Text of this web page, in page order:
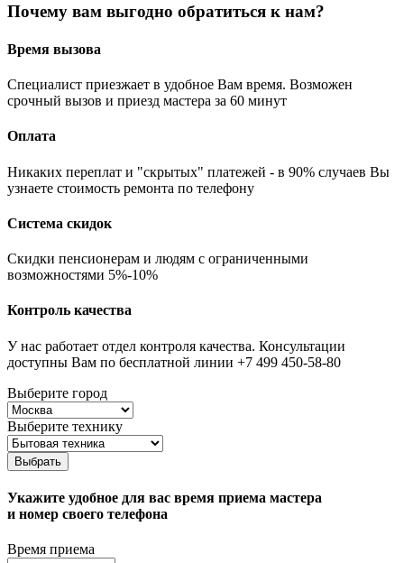
Почему вам выгодно обратиться к нам?
Время вызова
Специалист приезжает в удобное Вам время. Возможен
срочный вызов и приезд мастера за 60 минут
Оплата
Никаких переплат и "скрытых" платежей - в 90% случаев Вы
узнаете стоимость ремонта по телефону
Система скидок
Скидки пенсионерам и людям с ограниченными
возможностями 5%-10%
Контроль качества
У нас работает отдел контроля качества. Консультации
доступны Вам по бесплатной линии +7 499 450-58-80
Выберите город
Выберите технику
Выбрать
Укажите удобное для вас время приема мастера
и номер своего телефона
Время приема